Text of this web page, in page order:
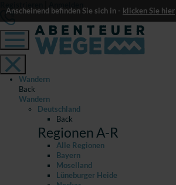
Anscheinend befinden Sie sich in - klicken Sie hier
Wandern
Back
Wandern
Deutschland
Back
Regionen A-R
Alle Regionen
Bayern
Moselland
Lüneburger Heide